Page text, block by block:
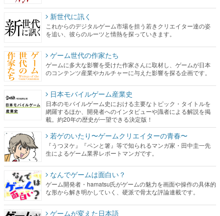
新世代に訊く
これからのデジタルゲーム市場を担う若きクリエイター達の姿
を追い、彼らのルーツと情熱を探っていきます。
ゲーム世代の作家たち
ゲームに多大な影響を受けた作家さんに取材し、ゲームが日本
のコンテンツ産業やカルチャーに与えた影響を探る企画です。
日本モバイルゲーム産業史
日本のモバイルゲーム史における主要なトピック・タイトルを
網羅するほか、開発者へのインタビューや識者による解説を掲
載。約20年の歴史が一望できる決定版！
若ゲのいたり〜ゲームクリエイターの青春〜
『うつヌケ』『ペンと箸』等で知られるマンガ家・田中圭一先
生によるゲーム業界レポートマンガです。
なんでゲームは面白い？
ゲーム開発者・hamatsu氏がゲームの魅力を画面や操作の具体的
な形から解き明かしていく、硬派で骨太な評論連載です。
ゲームが変えた日本語